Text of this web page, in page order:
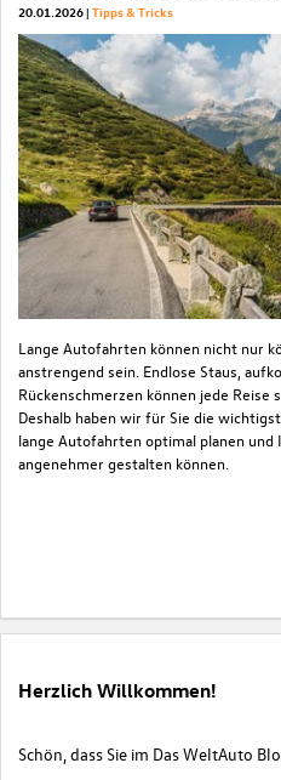
20.01.2026 Tipps & Tricks
Lange Autofahrten können nicht nur
anstrengend sein. Endlose Staus,
Rückenschmerzen können jede Reise
Deshalb haben wir für Sie die
lange Autofahrten optimal planen und
angenehmer gestalten können.
Herzlich Willkommen!
Schön, dass Sie im Das WeltAuto